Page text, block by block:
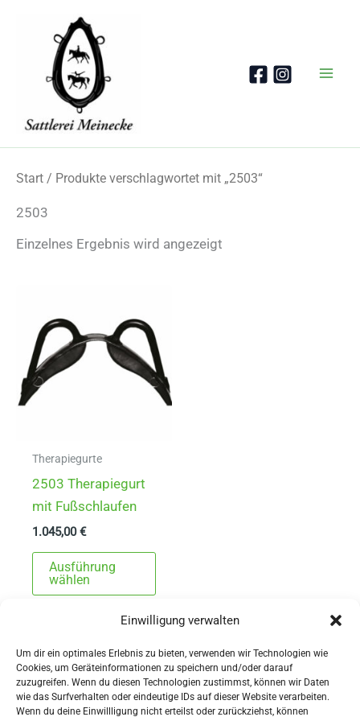
Einwilligung verwalten
Um dir ein optimales Erlebnis zu bieten, verwenden wir Technologien wie
Cookies, um Geräteinformationen zu speichern und/oder darauf
zuzugreifen. Wenn du diesen Technologien zustimmst, können wir Daten
wie das Surfverhalten oder eindeutige IDs auf dieser Website verarbeiten.
Wenn du deine Einwillligung nicht erteilst oder zurückziehst, können
Start / Produkte verschlagwortet mit „2503“
2503
Einzelnes Ergebnis wird angezeigt
Therapiegurte
2503 Therapiegurt
mit Fußschlaufen
1.045,00€
Ausführung
wählen
Dieses
mehrere
Varianten
auf.
Die
Optionen